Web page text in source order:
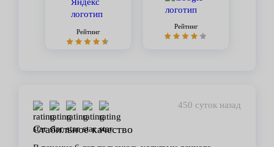
Рейтинг
Рейтинг
450 суток назад
Стабильное качество